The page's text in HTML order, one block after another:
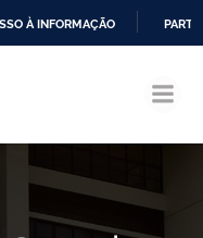
À INFORMAÇÃO